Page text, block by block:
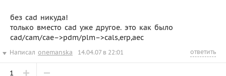
без cad никуда!
только вместо cad уже другое. это как было
cad/cam/cae–>pdm/plm–>cals,erp,aec
Написал onemanska 14.04.07 в 22:01 ответить
1